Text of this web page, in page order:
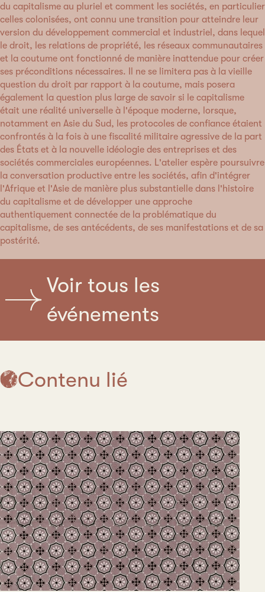
du capitalisme au pluriel et comment les sociétés, en particulier
celles colonisées, ont connu une transition pour atteindre leur
version du développement commercial et industriel, dans lequel
le droit, les relations de propriété, les réseaux communautaires
et la coutume ont fonctionné de manière inattendue pour créer
ses préconditions nécessaires. Il ne se limitera pas à la vieille
question du droit par rapport à la coutume, mais posera
également la question plus large de savoir si le capitalisme
était une réalité universelle à l'époque moderne, lorsque,
notamment en Asie du Sud, les protocoles de confiance étaient
confrontés à la fois à une fiscalité militaire agressive de la part
des États et à la nouvelle idéologie des entreprises et des
sociétés commerciales européennes. L'atelier espère poursuivre
la conversation productive entre les sociétés, afin d'intégrer
l'Afrique et l'Asie de manière plus substantielle dans l'histoire
du capitalisme et de développer une approche
authentiquement connectée de la problématique du
capitalisme, de ses antécédents, de ses manifestations et de sa
postérité.
Voir tous les
événements
Contenu lié